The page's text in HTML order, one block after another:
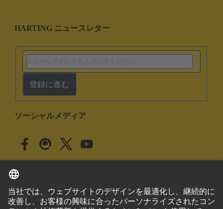
HARTING ニュースレター
登録に進む
ソーシャルメディア
日本 日本語